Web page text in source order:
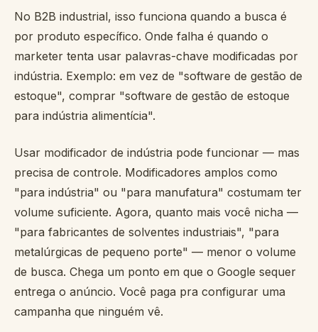
No B2B industrial, isso funciona quando a busca é
por produto específico. Onde falha é quando o
marketer tenta usar palavras-chave modificadas por
indústria. Exemplo: em vez de "software de gestão de
estoque", comprar "software de gestão de estoque
para indústria alimentícia".
Usar modificador de indústria pode funcionar — mas
precisa de controle. Modificadores amplos como
"para indústria" ou "para manufatura" costumam ter
volume suficiente. Agora, quanto mais você nicha —
"para fabricantes de solventes industriais", "para
metalúrgicas de pequeno porte" — menor o volume
de busca. Chega um ponto em que o Google sequer
entrega o anúncio. Você paga pra configurar uma
campanha que ninguém vê.